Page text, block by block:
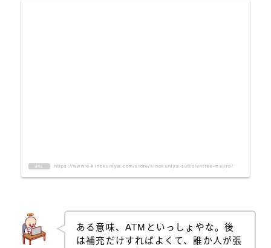
URL https://www.e-kinokuniya.com/store/kinokuniya-sutto/entree-mejiro/
ある意味、ATMといっしょやな。後
は補充だけすればよくて、誰か人が張